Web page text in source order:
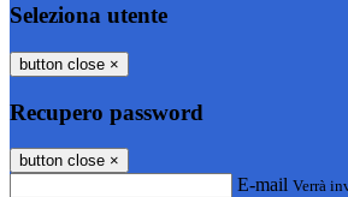
Seleziona utente
button close ×
Recupero password
button close ×
E-mail Verrà